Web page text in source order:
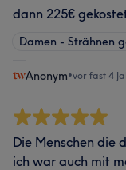
dann 225€
Damen - Strähnen
Anonym•vor fast 4
Die Menschen die
ich war auch mit